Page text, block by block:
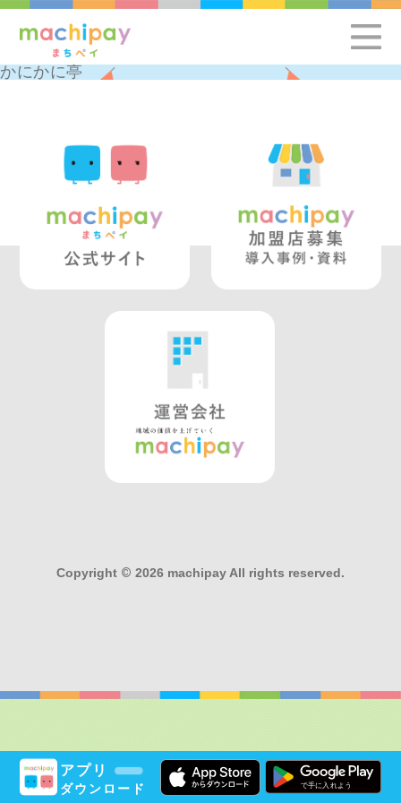
アプリ
ダウンロード
かにかに亭
Copyright © 2026 machipay All rights reserved.